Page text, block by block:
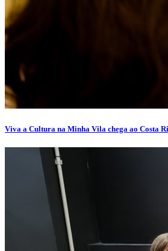
Viva a Cultura na Minha Vila chega ao Costa